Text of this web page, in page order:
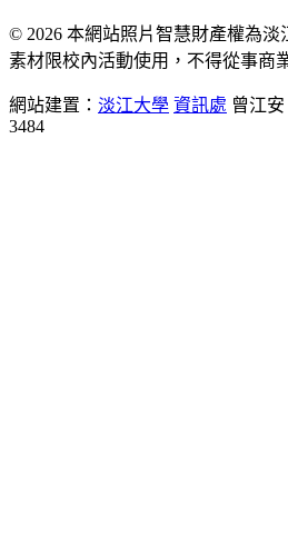
© 2026 本網站照片智慧財產權為淡
素材限校內活動使用，不得從事商
網站建置： 淡江大學 資訊處 曾江安
3484